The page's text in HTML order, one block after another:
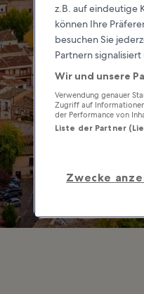
z.B. auf eindeutige
können Ihre
besuchen Sie
Partnern
Wir und unsere
Verwendung genauer
Zugriff auf
der Performance von
Liste der Partner
Zwecke